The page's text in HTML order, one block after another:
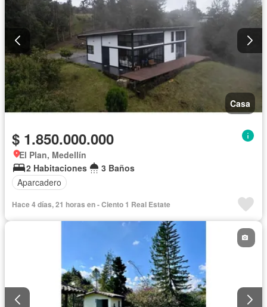
Casa
$ 1.850.000.000
El Plan, Medellín
2 Habitaciones
3 Baños
Aparcadero
Hace 4 días, 21 horas en - Ciento 1 Real Estate